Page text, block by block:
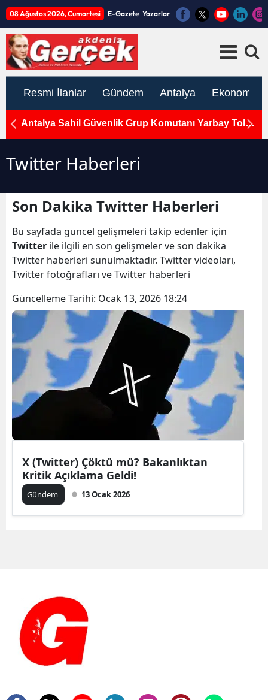
08 Ağustos 2026, Cumartesi E-Gazete Yazarlar
Resmi İlanlar Gündem Antalya Ekonomi
Antalya Sahil Güvenlik Grup Komutanı Yarbay Tolga
Twitter Haberleri
Son Dakika Twitter Haberleri
Bu sayfada güncel gelişmeleri takip edenler için
Twitter ile ilgili en son gelişmeler ve son dakika
Twitter haberleri sunulmaktadır. Twitter videoları,
Twitter fotoğrafları ve Twitter haberleri
Güncelleme Tarihi: Ocak 13, 2026 18:24
X (Twitter) Çöktü mü? Bakanlıktan
Kritik Açıklama Geldi!
Gündem 13 Ocak 2026